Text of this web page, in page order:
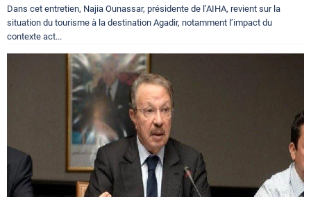
Dans cet entretien, Najia Ounassar, présidente de l’AIHA, revient sur la
situation du tourisme à la destination Agadir, notamment l’impact du
contexte act...